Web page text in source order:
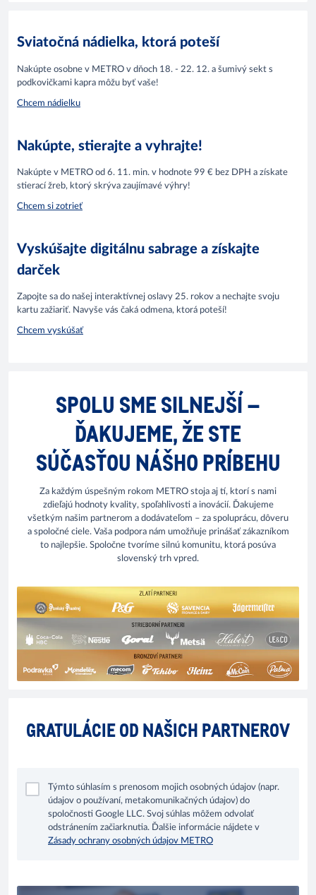
Sviatočná nádielka, ktorá poteší
Nakúpte osobne v METRO v dňoch 18. - 22. 12. a šumivý sekt s
podkovičkami kapra môžu byť vaše!
Chcem nádielku
Nakúpte, stierajte a vyhrajte!
Nakúpte v METRO od 6. 11. min. v hodnote 99 € bez DPH a získate
stierací žreb, ktorý skrýva zaujímavé výhry!
Chcem si zotrieť
Vyskúšajte digitálnu sabrage a získajte
darček
Zapojte sa do našej interaktívnej oslavy 25. rokov a nechajte svoju
kartu zažiariť. Navyše vás čaká odmena, ktorá poteší!
Chcem vyskúšať
SPOLU SME SILNEJŠÍ –
ĎAKUJEME, ŽE STE
SÚČASŤOU NÁŠHO PRÍBEHU
Za každým úspešným rokom METRO stoja aj tí, ktorí s nami
zdieľajú hodnoty kvality, spoľahlivosti a inovácií. Ďakujeme
všetkým našim partnerom a dodávateľom – za spoluprácu, dôveru
a spoločné ciele. Vaša podpora nám umožňuje prinášať zákazníkom
to najlepšie. Spoločne tvoríme silnú komunitu, ktorá posúva
slovenský trh vpred.
GRATULÁCIE OD NAŠICH PARTNEROV
Týmto súhlasím s prenosom mojich osobných údajov (napr.
údajov o používaní, metakomunikačných údajov) do
spoločnosti Google LLC. Svoj súhlas môžem odvolať
odstránením začiarknutia. Ďalšie informácie nájdete v
Zásady ochrany osobných údajov METRO